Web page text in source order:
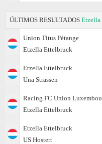
ÚLTIMOS RESULTADOS Etzella
Union Titus Pétange
Etzella Ettelbruck
Etzella Ettelbruck
Una Strassen
Racing FC Union
Etzella Ettelbruck
Etzella Ettelbruck
US Hostert